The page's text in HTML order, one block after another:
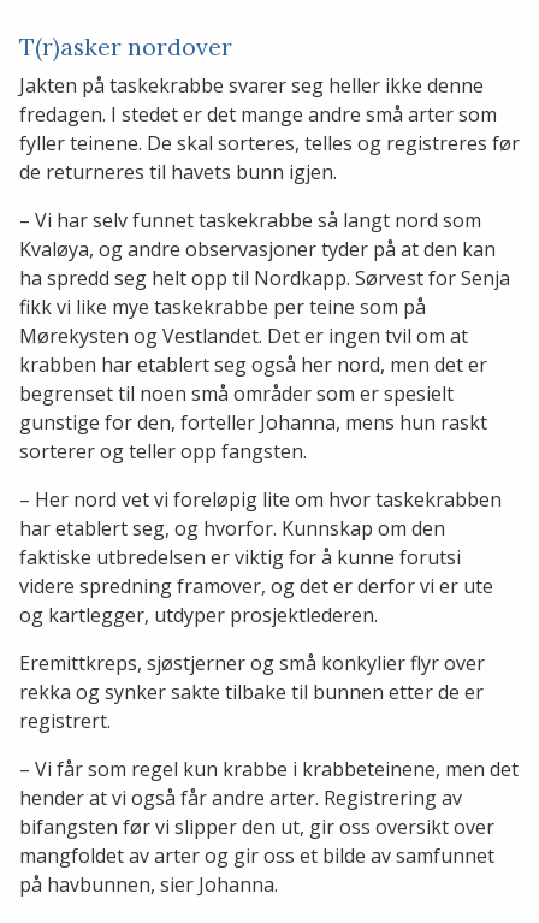
T(r)asker nordover
Jakten på taskekrabbe svarer seg heller ikke denne
fredagen. I stedet er det mange andre små arter som
fyller teinene. De skal sorteres, telles og registreres før
de returneres til havets bunn igjen.
– Vi har selv funnet taskekrabbe så langt nord som
Kvaløya, og andre observasjoner tyder på at den kan
ha spredd seg helt opp til Nordkapp. Sørvest for Senja
fikk vi like mye taskekrabbe per teine som på
Mørekysten og Vestlandet. Det er ingen tvil om at
krabben har etablert seg også her nord, men det er
begrenset til noen små områder som er spesielt
gunstige for den, forteller Johanna, mens hun raskt
sorterer og teller opp fangsten.
– Her nord vet vi foreløpig lite om hvor taskekrabben
har etablert seg, og hvorfor. Kunnskap om den
faktiske utbredelsen er viktig for å kunne forutsi
videre spredning framover, og det er derfor vi er ute
og kartlegger, utdyper prosjektlederen.
Eremittkreps, sjøstjerner og små konkylier flyr over
rekka og synker sakte tilbake til bunnen etter de er
registrert.
– Vi får som regel kun krabbe i krabbeteinene, men det
hender at vi også får andre arter. Registrering av
bifangsten før vi slipper den ut, gir oss oversikt over
mangfoldet av arter og gir oss et bilde av samfunnet
på havbunnen, sier Johanna.